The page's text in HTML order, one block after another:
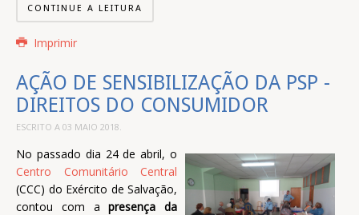
CONTINUE A LEITURA
Imprimir
AÇÃO DE SENSIBILIZAÇÃO DA PSP -
DIREITOS DO CONSUMIDOR
ESCRITO A 03 MAIO 2018.
No passado dia 24 de abril, o
Centro Comunitário Central
(CCC) do Exército de Salvação,
contou com apresença da